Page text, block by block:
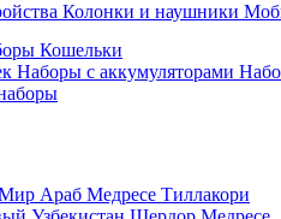
Колонки и наушники
Кошельки
Наборы с аккумуляторами
Араб Медресе Тиллакори